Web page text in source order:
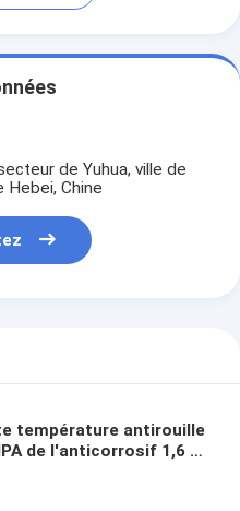
de Yuhua, ville de
Hebei, Chine
température antirouille
de l'anticorrosif 1,6 de